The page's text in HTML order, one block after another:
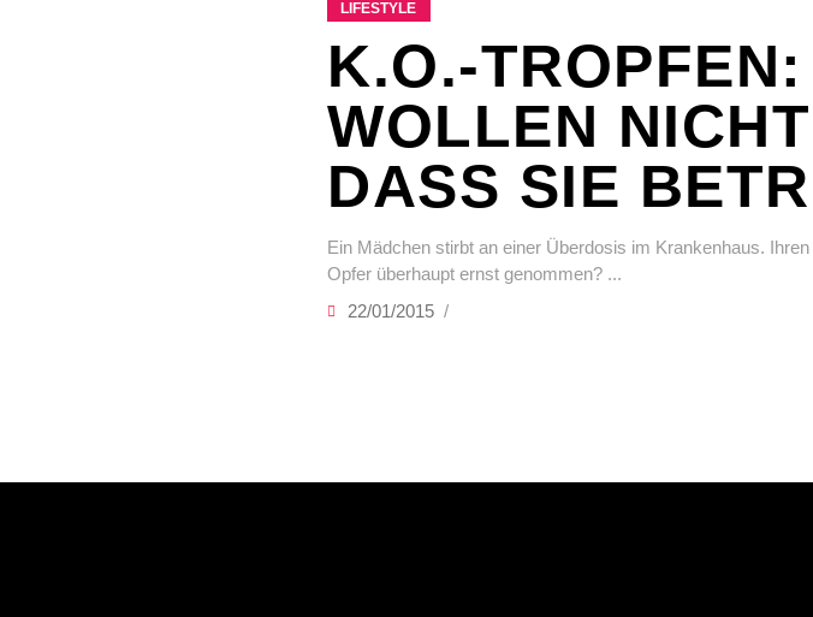
LIFESTYLE
K.O.-
WOLLEN
DASS SIE
Ein Mädchen stirbt an einer Überdosis im Krankenhaus.
Opfer überhaupt ernst genommen?
22/01/2015